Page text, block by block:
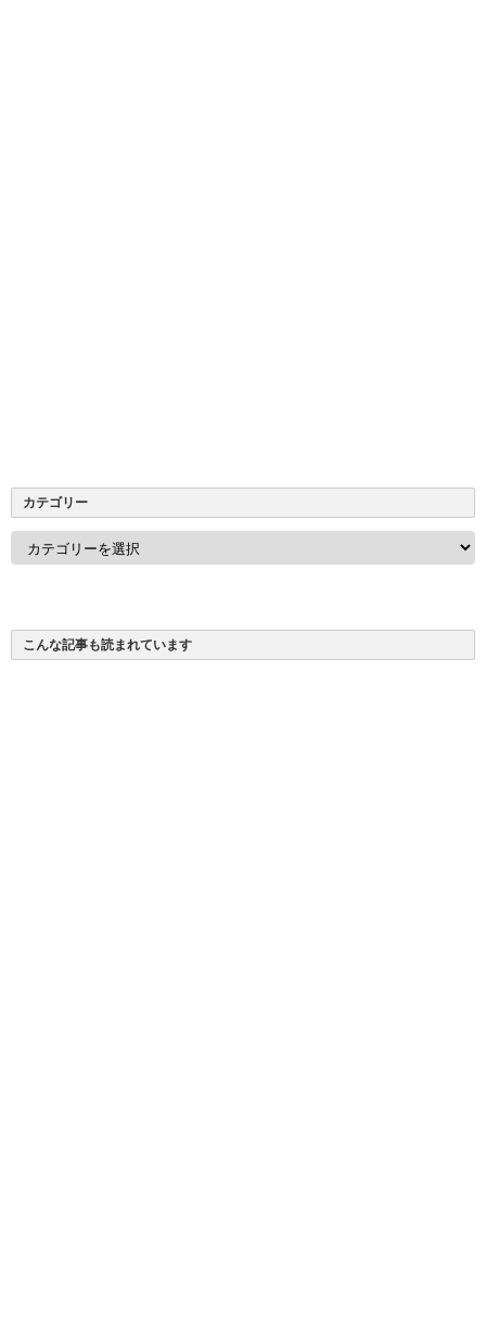
カテゴリー
カ
こんな記事も読まれています